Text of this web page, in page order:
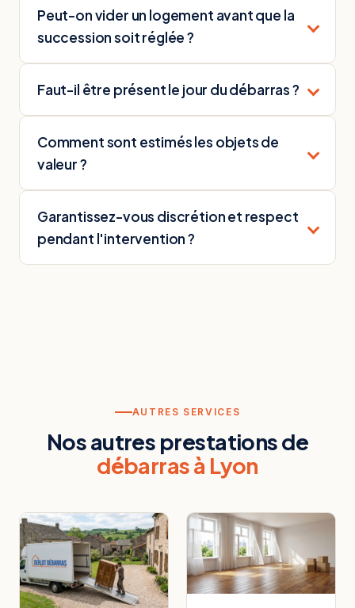
Peut-on vider un logement avant que la
succession soit réglée ?
Faut-il être présent le jour du débarras ?
Comment sont estimés les objets de
valeur ?
Garantissez-vous discrétion et respect
pendant l'intervention ?
AUTRES SERVICES
Nos autres prestations de
débarras à Lyon